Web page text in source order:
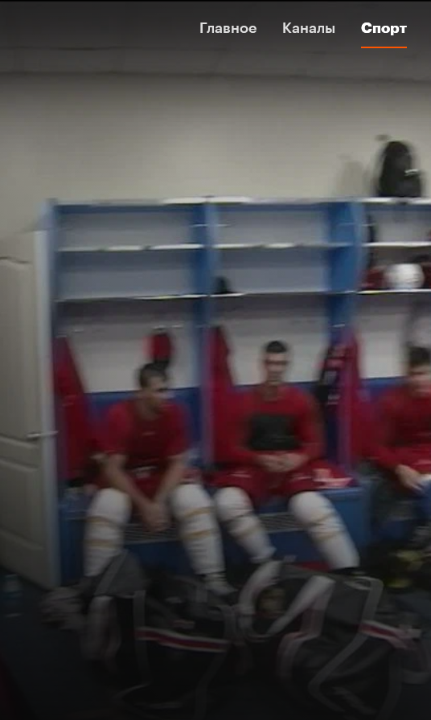
Главное Каналы Спорт
Главное Каналы Спорт